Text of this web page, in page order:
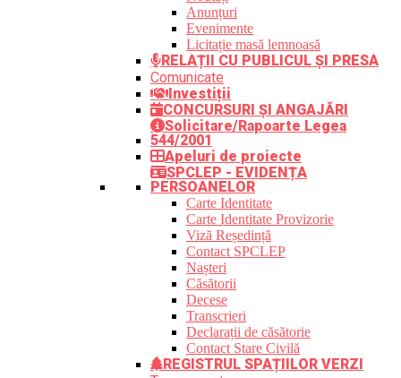
Anunțuri
Evenimente
Licitație masă lemnoasă
RELAȚII CU PUBLICUL ȘI PRESA
Comunicate
Investiții
CONCURSURI ȘI ANGAJĂRI
Solicitare/Rapoarte Legea
544/2001
Apeluri de proiecte
SPCLEP - EVIDENȚA
PERSOANELOR
Carte Identitate
Carte Identitate Provizorie
Viză Reședință
Contact SPCLEP
Nașteri
Căsătorii
Decese
Transcrieri
Declarații de căsătorie
Contact Stare Civilă
REGISTRUL SPAȚIILOR VERZI